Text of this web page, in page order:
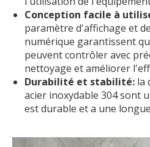
Conception facile à
paramètre d'affichage et
numérique garantissent
peuvent contrôler avec
nettoyage et améliorer
Durabilité et stabilité: la
acier inoxydable 304 sont
est durable et a une